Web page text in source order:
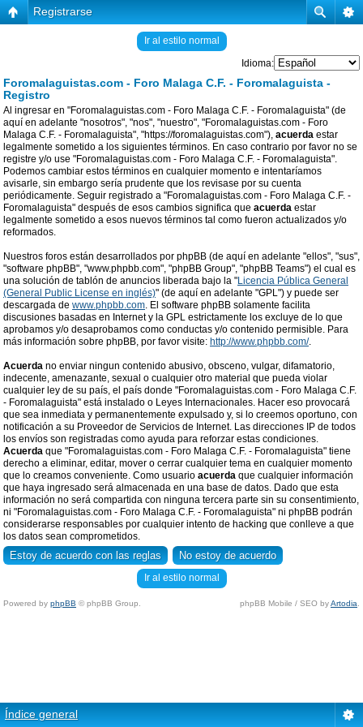
Registrarse
Ir al estilo normal
Idioma:
Foromalaguistas.com - Foro Malaga C.F. - Foromalaguista -
Registro
Al ingresar en "Foromalaguistas.com - Foro Malaga C.F. - Foromalaguista" (de
aquí en adelante "nosotros", "nos", "nuestro", "Foromalaguistas.com - Foro
Malaga C.F. - Foromalaguista", "https://foromalaguistas.com"), acuerda estar
legalmente sometido a los siguientes términos. En caso contrario por favor no se
registre y/o use "Foromalaguistas.com - Foro Malaga C.F. - Foromalaguista".
Podemos cambiar estos términos en cualquier momento e intentaríamos
avisarle, sin embargo sería prudente que los revisase por su cuenta
periódicamente. Seguir registrado a "Foromalaguistas.com - Foro Malaga C.F. -
Foromalaguista" después de esos cambios significa que acuerda estar
legalmente sometido a esos nuevos términos tal como fueron actualizados y/o
reformados.
Nuestros foros están desarrollados por phpBB (de aquí en adelante "ellos", "sus",
"software phpBB", "www.phpbb.com", "phpBB Group", "phpBB Teams") el cual es
una solución de tablón de anuncios liberada bajo la "Licencia Pública General
(General Public License en inglés)" (de aquí en adelante "GPL") y puede ser
descargada de www.phpbb.com. El software phpBB solamente facilita
discusiones basadas en Internet y la GPL estrictamente los excluye de lo que
aprobamos y/o desaprobamos como conductas y/o contenido permisible. Para
más información sobre phpBB, por favor visite: http://www.phpbb.com/.
Acuerda no enviar ningun contenido abusivo, obsceno, vulgar, difamatorio,
indecente, amenazante, sexual o cualquier otro material que pueda violar
cualquier ley de su país, el país donde "Foromalaguistas.com - Foro Malaga C.F.
- Foromalaguista" está instalado o Leyes Internacionales. Hacer eso provocará
que sea inmediata y permanentemente expulsado y, si lo creemos oportuno, con
notificación a su Proveedor de Servicios de Internet. Las direcciones IP de todos
los envíos son registradas como ayuda para reforzar estas condiciones.
Acuerda que "Foromalaguistas.com - Foro Malaga C.F. - Foromalaguista" tiene
derecho a eliminar, editar, mover o cerrar cualquier tema en cualquier momento
que lo creamos conveniente. Como usuario acuerda que cualquier información
que haya ingresado será almacenada en una base de datos. Dado que esta
información no será compartida con ninguna tercera parte sin su consentimiento,
ni "Foromalaguistas.com - Foro Malaga C.F. - Foromalaguista" ni phpBB podrán
considerarse responsables por cualquier intento de hacking que conlleve a que
los datos sean comprometidos.
Ir al estilo normal
Powered by phpBB © phpBB Group. phpBB Mobile / SEO byArtodia
Índice general